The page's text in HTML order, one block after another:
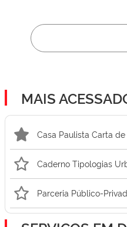
MAIS
Casa Paulista Carta
Caderno Tipologias
Parceria Público-